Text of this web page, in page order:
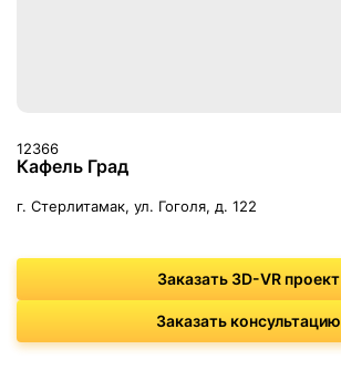
12366
Кафель Град
г. Стерлитамак, ул. Гоголя, д. 122
Заказать 3D-VR проект
Заказать консультацию